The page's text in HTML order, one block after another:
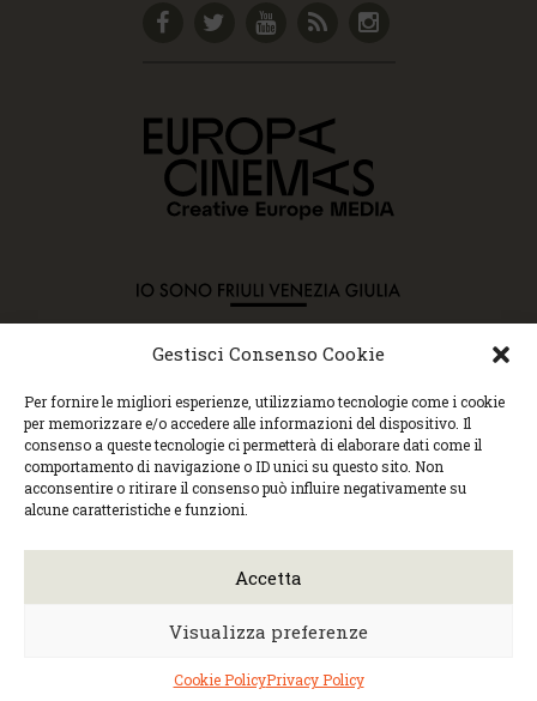
Gestisci Consenso Cookie
Per fornire le migliori esperienze, utilizziamo tecnologie come i cookie
per memorizzare e/o accedere alle informazioni del dispositivo. Il
consenso a queste tecnologie ci permetterà di elaborare dati come il
comportamento di navigazione o ID unici su questo sito. Non
acconsentire o ritirare il consenso può influire negativamente su
alcune caratteristiche e funzioni.
Accetta
Visualizza preferenze
Cookie PolicyPrivacy Policy
Copyright © 2015 Cec, Tutti i diritti riservati. Nessun
contenuto può essere copiato o manipolato. Accedendo al
sito approvi la Policy sulla privacy e la Policy sui
contenuti.
Centro espressioni cinematografiche, via Villalta, 24 |
33100 Udine | tel. 0432 299545 | P.Iva 01295290306 |
cec@cecudine.org
504240
Web designMonica Faccio| Built by